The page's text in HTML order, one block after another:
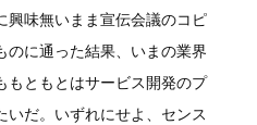
興味無いまま宣伝会議のコピ
のに通った結果、いまの業界
もともとはサービス開発のプ
いだ。いずれにせよ、センス